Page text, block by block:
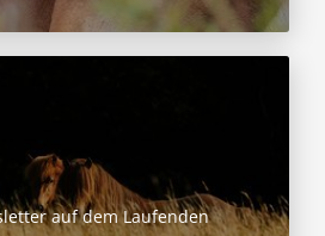
auf dem Laufenden